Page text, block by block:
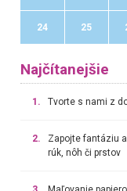
24 25
Najčítanejšie
1. Tvorte s nami z
2.
Zapojte fantáziu
rúk, nôh či prstov